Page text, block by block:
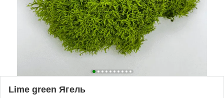
Lime green Ягель